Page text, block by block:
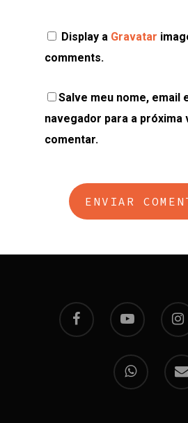
Display a Gravatar
comments.
Salve meu nome, email
navegador para a próxima
comentar.